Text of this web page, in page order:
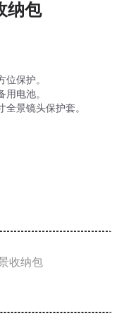
纳包
保护。
电池。
景镜头保护套。
收纳包